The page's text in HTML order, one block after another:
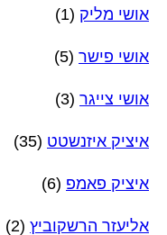
אושי מליק (1)
אושי פישר (5)
אושי צייגר (3)
איציק איזנשטט (35)
איציק פאמפ (6)
אליעזר הרשקוביץ (2)